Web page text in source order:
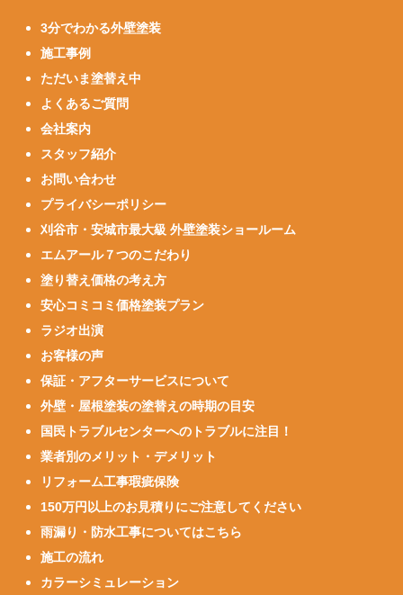
3分でわかる外壁塗装
施工事例
ただいま塗替え中
よくあるご質問
会社案内
スタッフ紹介
お問い合わせ
プライバシーポリシー
刈谷市・安城市最大級 外壁塗装ショールーム
エムアール７つのこだわり
塗り替え価格の考え方
安心コミコミ価格塗装プラン
ラジオ出演
お客様の声
保証・アフターサービスについて
外壁・屋根塗装の塗替えの時期の目安
国民トラブルセンターへのトラブルに注目！
業者別のメリット・デメリット
リフォーム工事瑕疵保険
150万円以上のお見積りにご注意してください
雨漏り・防水工事についてはこちら
施工の流れ
カラーシミュレーション